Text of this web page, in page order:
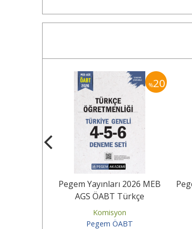
%20
Pegem Yayınları 2026 MEB
AGS ÖABT Türkçe
Öğretmenliği Tamamı
Çözümlü...
Komisyon
Pegem ÖABT